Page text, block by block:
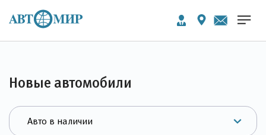
Новые автомобили